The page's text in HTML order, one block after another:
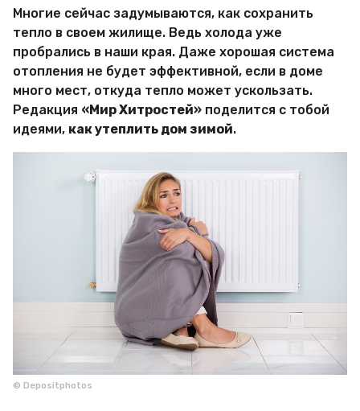
о
р
М
и
р
Х
и
т
р
о
Многие сейчас задумываются, как сохранить
тепло в своем жилище. Ведь холода уже
пробрались в наши края. Даже хорошая система
отопления не будет эффективной, если в доме
много мест, откуда тепло может ускользать.
Редакция «Мир Хитростей» поделится с тобой
идеями, как утеплить дом зимой.
© Depositphotos